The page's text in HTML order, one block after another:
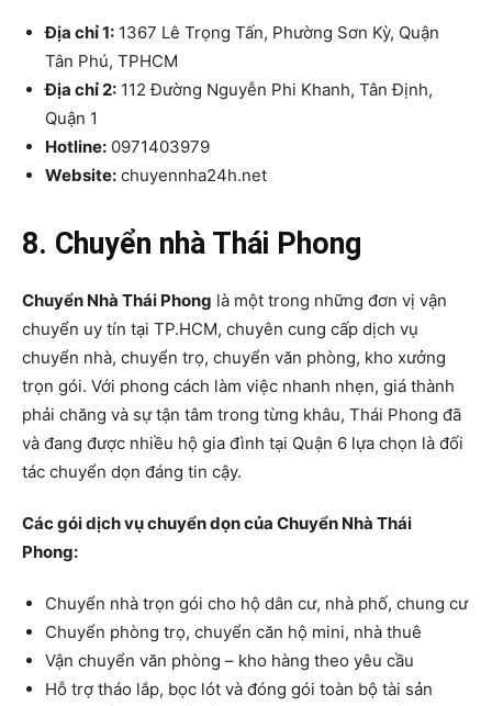
Địa chỉ 1: 1367 Lê Trọng Tấn, Phường Sơn Kỳ, Quận
Tân Phú, TPHCM
Địa chỉ 2: 112 Đường Nguyễn Phi Khanh, Tân Định,
Quận 1
Hotline: 0971403979
Website: chuyennha24h.net
8. Chuyển nhà Thái Phong
Chuyển Nhà Thái Phong là một trong những đơn vị vận
chuyển uy tín tại TP.HCM, chuyên cung cấp dịch vụ
chuyển nhà, chuyển trọ, chuyển văn phòng, kho xưởng
trọn gói. Với phong cách làm việc nhanh nhẹn, giá thành
phải chăng và sự tận tâm trong từng khâu, Thái Phong đã
và đang được nhiều hộ gia đình tại Quận 6 lựa chọn là đối
tác chuyển dọn đáng tin cậy.
Các gói dịch vụ chuyển dọn của Chuyển Nhà Thái
Phong:
Chuyển nhà trọn gói cho hộ dân cư, nhà phố, chung cư
Chuyển phòng trọ, chuyển căn hộ mini, nhà thuê
Vận chuyển văn phòng – kho hàng theo yêu cầu
Hỗ trợ tháo lắp, bọc lót và đóng gói toàn bộ tài sản